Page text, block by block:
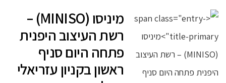
מיניסו (MINISO) –
רשת העיצוב היפנית
פתחה היום סניף
ראשון בקניון עזריאלי